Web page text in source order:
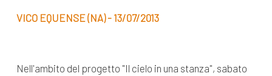
VICO EQUENSE (NA) - 13/07/2013
Nell'ambito del progetto "Il cielo in una stanza", sabato
Appuntamenti
Seguici sui social: